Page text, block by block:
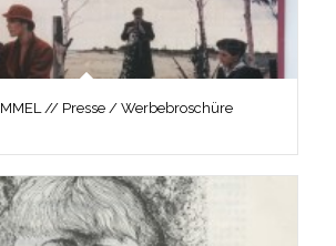
// Presse / Werbebroschüre